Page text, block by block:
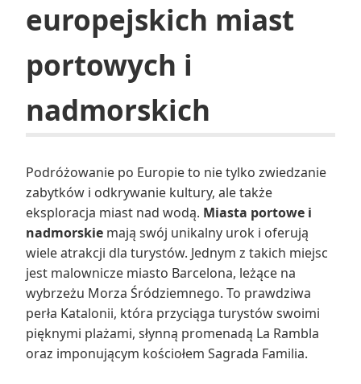
europejskich miast
portowych i
nadmorskich
Podróżowanie po Europie to nie tylko zwiedzanie
zabytków i odkrywanie kultury, ale także
eksploracja miast nad wodą. Miasta portowe i
nadmorskie mają swój unikalny urok i oferują
wiele atrakcji dla turystów. Jednym z takich miejsc
jest malownicze miasto Barcelona, leżące na
wybrzeżu Morza Śródziemnego. To prawdziwa
perła Katalonii, która przyciąga turystów swoimi
pięknymi plażami, słynną promenadą La Rambla
oraz imponującym kościołem Sagrada Familia.